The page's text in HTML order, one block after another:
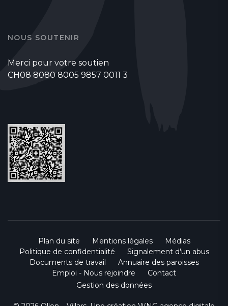
NOUS SOUTENIR
Merci pour votre soutien
CH08 8080 8005 9857 0011 3
Plan du site Mentions légales
Médias
Politique de confidentialité
Signalement d'un abus
Documents de travail
Annuaire des paroisses
Emploi - Nous rejoindre
Contact
Gestion des données